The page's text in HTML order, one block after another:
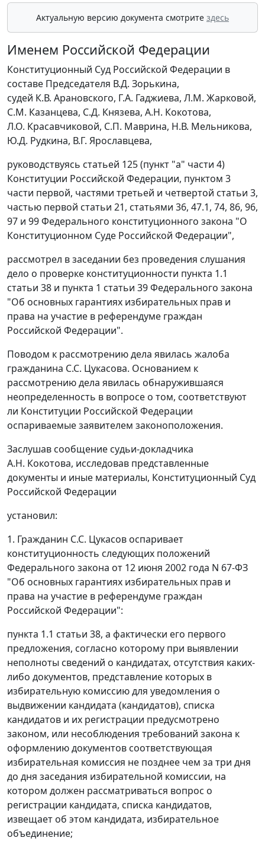
Актуальную версию документа смотрите здесь
Именем Российской Федерации
Конституционный Суд Российской Федерации в
составе Председателя В.Д. Зорькина,
судей К.В. Арановского, Г.А. Гаджиева, Л.М. Жарковой,
С.М. Казанцева, С.Д. Князева, А.Н. Кокотова,
Л.О. Красавчиковой, С.П. Маврина, Н.В. Мельникова,
Ю.Д. Рудкина, В.Г. Ярославцева,
руководствуясь статьей 125 (пункт "а" части 4)
Конституции Российской Федерации, пунктом 3
части первой, частями третьей и четвертой статьи 3,
частью первой статьи 21, статьями 36, 47.1, 74, 86, 96,
97 и 99 Федерального конституционного закона "О
Конституционном Суде Российской Федерации",
рассмотрел в заседании без проведения слушания
дело о проверке конституционности пункта 1.1
статьи 38 и пункта 1 статьи 39 Федерального закона
"Об основных гарантиях избирательных прав и
права на участие в референдуме граждан
Российской Федерации".
Поводом к рассмотрению дела явилась жалоба
гражданина С.С. Цукасова. Основанием к
рассмотрению дела явилась обнаружившаяся
неопределенность в вопросе о том, соответствуют
ли Конституции Российской Федерации
оспариваемые заявителем законоположения.
Заслушав сообщение судьи-докладчика
А.Н. Кокотова, исследовав представленные
документы и иные материалы, Конституционный Суд
Российской Федерации
установил:
1. Гражданин С.С. Цукасов оспаривает
конституционность следующих положений
Федерального закона от 12 июня 2002 года N 67-ФЗ
"Об основных гарантиях избирательных прав и
права на участие в референдуме граждан
Российской Федерации":
пункта 1.1 статьи 38, а фактически его первого
предложения, согласно которому при выявлении
неполноты сведений о кандидатах, отсутствия каких-
либо документов, представление которых в
избирательную комиссию для уведомления о
выдвижении кандидата (кандидатов), списка
кандидатов и их регистрации предусмотрено
законом, или несоблюдения требований закона к
оформлению документов соответствующая
избирательная комиссия не позднее чем за три дня
до дня заседания избирательной комиссии, на
котором должен рассматриваться вопрос о
регистрации кандидата, списка кандидатов,
извещает об этом кандидата, избирательное
объединение;